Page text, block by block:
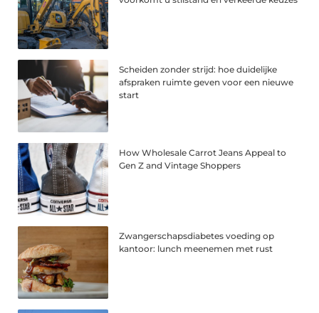
Scheiden zonder strijd: hoe duidelijke
afspraken ruimte geven voor een nieuwe
start
How Wholesale Carrot Jeans Appeal to
Gen Z and Vintage Shoppers
Zwangerschapsdiabetes voeding op
kantoor: lunch meenemen met rust